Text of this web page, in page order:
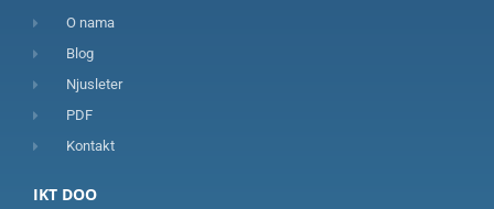
O nama
Blog
Njusleter
PDF
Kontakt
IKT DOO